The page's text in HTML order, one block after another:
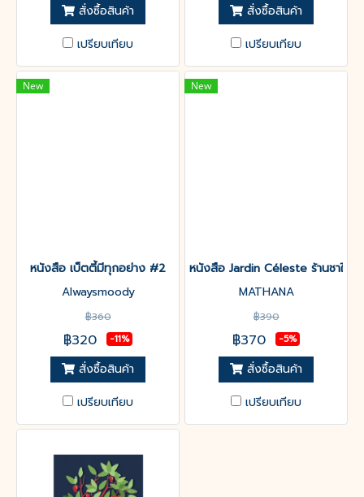
สั่งซื้อสินค้า
เปรียบเทียบ
สั่งซื้อสินค้า
เปรียบเทียบ
New
หนังสือ เบ็ตตี้มีทุกอย่าง #2
Alwaysmoody
฿360
฿320 -11%
สั่งซื้อสินค้า
เปรียบเทียบ
New
หนังสือ Jardin Céleste ร้านชาในต
MATHANA
฿390
฿370 -5%
สั่งซื้อสินค้า
เปรียบเทียบ